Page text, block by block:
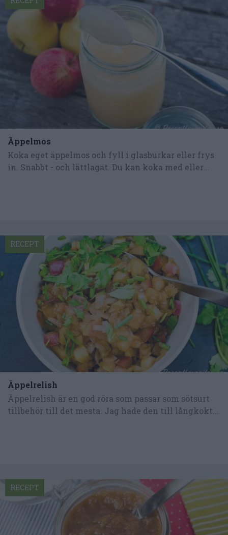
Äppelmos
Koka eget äppelmos och fyll i glasburkar eller frys
in. Snabbt - och lättlagat. Du kan koka med eller...
Äppelrelish
Äppelrelish är en god röra som passar som sötsurt
tillbehör till det mesta. Jag hade den till långkokt...
RECEPT
RECEPT